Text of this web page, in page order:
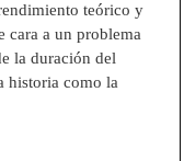
teórico y
a un problema
la duración del
historia como la